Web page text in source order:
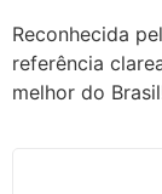
Reconhecida
referência
melhor do